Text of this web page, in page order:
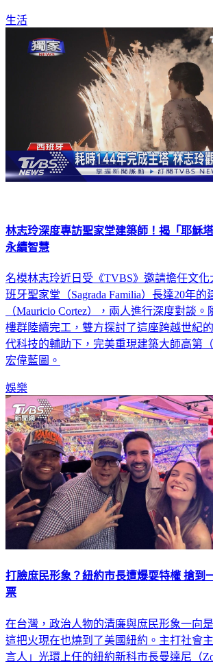
林志玲深度專訪聖家堂建築師！揭「耶穌
名模林志玲近日受《TVBS》邀請擔任文化
班牙聖家堂（Sagrada Familia）長達20年
（Mauricio Cortez），兩人進行深度對談
樓群陸續完工，雙方探討了這座跨越世紀
代科技的輔助下，完美重現建築大師高第（
娛樂
打臉庶民形象？紐約市長遭爆耍特權 搶到
在台灣，政治人物的清廉與庶民形象一向
這把火現在也燒到了美國紐約。主打社會